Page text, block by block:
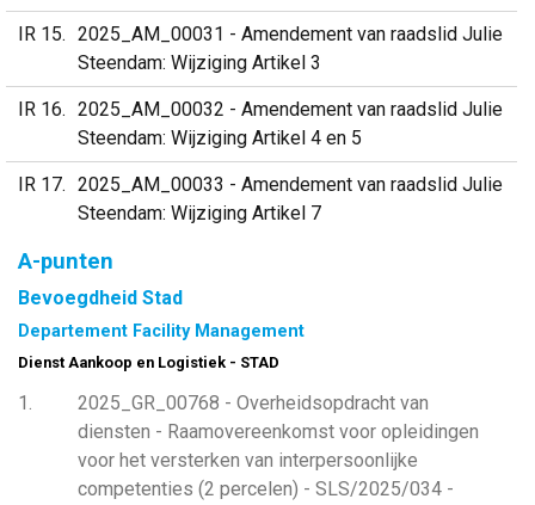
IR 15
2025_AM_00031 - Amendement van raadslid Julie
Steendam: Wijziging Artikel 3
IR 16
2025_AM_00032 - Amendement van raadslid Julie
Steendam: Wijziging Artikel 4 en 5
IR 17
2025_AM_00033 - Amendement van raadslid Julie
Steendam: Wijziging Artikel 7
A-punten
Bevoegdheid Stad
Departement Facility Management
Dienst Aankoop en Logistiek - STAD
1
2025_GR_00768 - Overheidsopdracht van
diensten - Raamovereenkomst voor opleidingen
voor het versterken van interpersoonlijke
competenties (2 percelen) - SLS/2025/034 -